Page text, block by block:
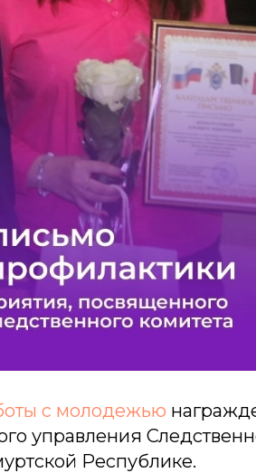
с молодежью
управления
Республике.